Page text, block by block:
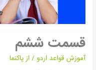
قسمت ششم
آموزش قواعد اردو / ازپاکنما